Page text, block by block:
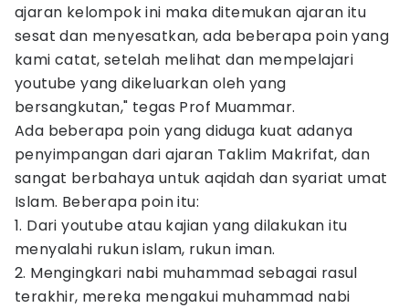
ajaran kelompok ini maka ditemukan ajaran itu
sesat dan menyesatkan, ada beberapa poin yang
kami catat, setelah melihat dan mempelajari
youtube yang dikeluarkan oleh yang
bersangkutan," tegas Prof Muammar.
Ada beberapa poin yang diduga kuat adanya
penyimpangan dari ajaran Taklim Makrifat, dan
sangat berbahaya untuk aqidah dan syariat umat
Islam. Beberapa poin itu:
1. Dari youtube atau kajian yang dilakukan itu
menyalahi rukun islam, rukun iman.
2. Mengingkari nabi muhammad sebagai rasul
terakhir, mereka mengakui muhammad nabi